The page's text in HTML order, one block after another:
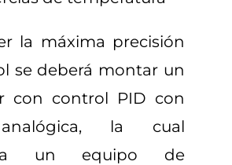
la máxima precisión
se deberá montar un
con control PID con
la cual
un equipo de